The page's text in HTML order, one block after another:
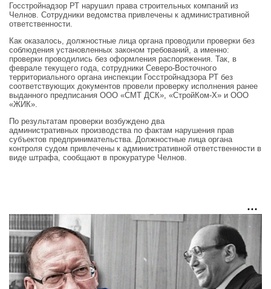
Госстройнадзор РТ нарушил права строительных компаний из
Челнов. Сотрудники ведомства привлечены к административной
ответственности.
Как оказалось, должностные лица органа проводили проверки без
соблюдения установленных законом требований, а именно:
проверки проводились без оформления распоряжения. Так, в
феврале текущего года, сотрудники Северо-Восточного
территориального органа инспекции Госстройнадзора РТ без
соответствующих документов провели проверку исполнения ранее
выданного предписания ООО «СМТ ДСК», «СтройКом-Х» и ООО
«ЖИК».
По результатам проверки возбуждено два
административных производства по фактам нарушения прав
субъектов предпринимательства. Должностные лица органа
контроля судом привлечены к административной ответственности в
виде штрафа, сообщают в прокуратуре Челнов.